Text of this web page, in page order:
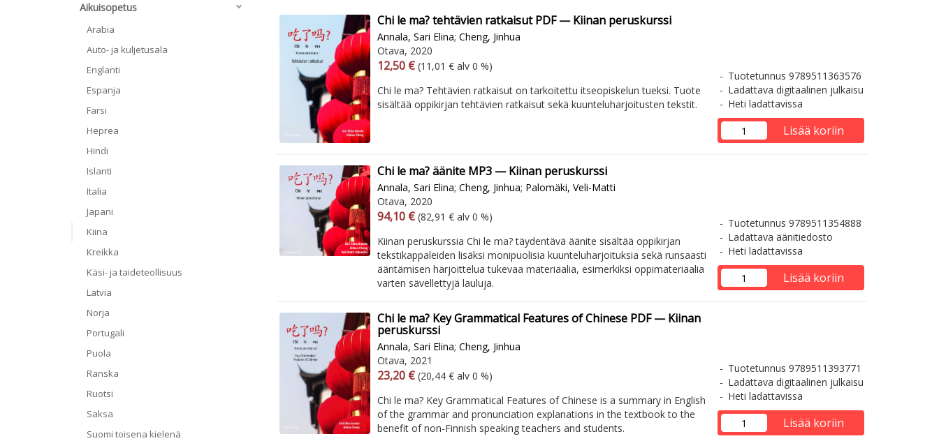
Aikuisopetus
Arabia
Auto- ja kuljetusala
Englanti
Espanja
Farsi
Heprea
Hindi
Islanti
Italia
Japani
Kiina
Kreikka
Käsi- ja taideteollisuus
Latvia
Norja
Portugali
Puola
Ranska
Ruotsi
Saksa
Suomi toisena kielenä
Chi le ma? tehtävien ratkaisut PDF — Kiinan peruskurssi
Annala, Sari Elina; Cheng, Jinhua
Otava, 2020
Arvonlisäverollinen hinta
12,50 € Arvonlisäveroton hinta
(11,01 € alv 0 %)
Chi le ma? Tehtävien ratkaisut on tarkoitettu itseopiskelun tueksi. Tuote
sisältää oppikirjan tehtävien ratkaisut sekä kuunteluharjoitusten tekstit.
Tuotetunnus 9789511363576
Ladattava digitaalinen julkaisu
Heti ladattavissa
Lisää koriin
Chi le ma? äänite MP3 — Kiinan peruskurssi
Annala, Sari Elina; Cheng, Jinhua; Palomäki, Veli-Matti
Otava, 2020
Arvonlisäverollinen hinta
94,10 € Arvonlisäveroton hinta
(82,91 € alv 0 %)
Kiinan peruskurssia Chi le ma? täydentävä äänite sisältää oppikirjan
tekstikappaleiden lisäksi monipuolisia kuunteluharjoituksia sekä runsaasti
ääntämisen harjoittelua tukevaa materiaalia, esimerkiksi oppimateriaalia
varten sävellettyjä lauluja.
Tuotetunnus 9789511354888
Ladattava äänitiedosto
Heti ladattavissa
Lisää koriin
Chi le ma? Key Grammatical Features of Chinese PDF — Kiinan
peruskurssi
Annala, Sari Elina; Cheng, Jinhua
Otava, 2021
Arvonlisäverollinen hinta
23,20 € Arvonlisäveroton hinta
(20,44 € alv 0 %)
Chi le ma? Key Grammatical Features of Chinese is a summary in English
of the grammar and pronunciation explanations in the textbook to the
benefit of non-Finnish speaking teachers and students.
Tuotetunnus 9789511393771
Ladattava digitaalinen julkaisu
Heti ladattavissa
Lisää koriin